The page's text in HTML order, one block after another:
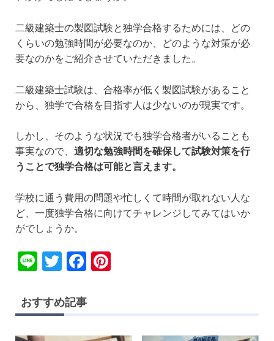
二級建築士の製図試験と独学合格するためには、どの
くらいの勉強時間が必要なのか、どのような対策が必
要なのかをご紹介させていただきました。
二級建築士試験は、合格率が低く製図試験があること
から、独学で合格を目指す人は少ないのが現実です。
しかし、そのような状況でも独学合格者がいることも
事実なので、 適切な勉強時間を確保して試験対策を行
うことで独学合格は可能と言えます。
学校に通う費用の問題や忙しくて時間が取れない人な
ど、一度独学合格に向けてチャレンジしてみてはいか
がでしょうか。
Li
e
T
tt
er
F
c
おすすめ記事